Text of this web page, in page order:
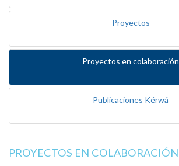
Proyectos
Proyectos en colaboración
Publicaciones Kérwá
PROYECTOS EN COLABORACIÓN